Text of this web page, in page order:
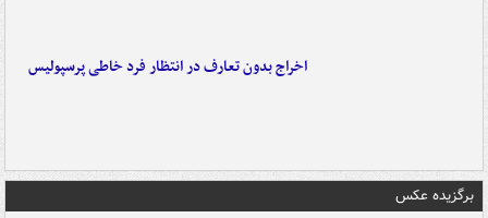
اخراج بدون تعارف در انتظار فرد خاطی پرسپولیس
برگزیده عکس